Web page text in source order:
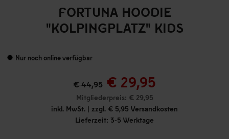
FORTUNA HOODIE
"KOLPINGPLATZ" KIDS
Nur noch online verfügbar
€ 44,95 € 29,95
Mitgliederpreis: € 29,95
inkl. MwSt. | zzgl. € 5,95 Versandkosten
Lieferzeit: 3-5 Werktage